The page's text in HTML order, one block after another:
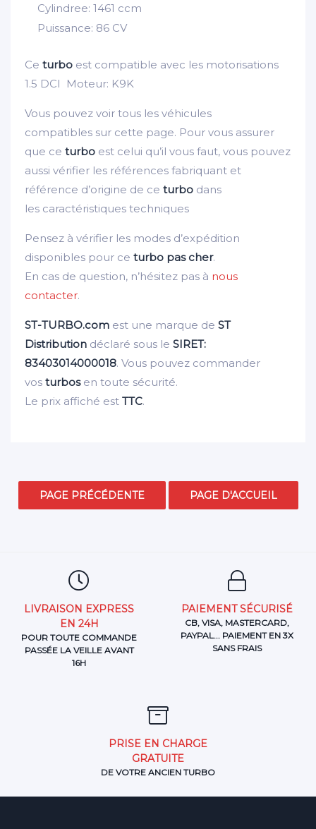
Cylindree: 1461 ccm
Puissance: 86 CV
Ce turbo est compatible avec les motorisations
1.5 DCI Moteur: K9K
Vous pouvez voir tous les véhicules
compatibles sur cette page. Pour vous assurer
que ce turbo est celui qu’il vous faut, vous pouvez
aussi vérifier les références fabriquant et
référence d’origine de ce turbo dans
les caractéristiques techniques
Pensez à vérifier les modes d’expédition
disponibles pour ce turbo pas cher.
En cas de question, n’hésitez pas à nous
contacter.
ST-TURBO.com est une marque de ST
Distribution déclaré sous le SIRET:
83403014000018. Vous pouvez commander
vos turbosen toute sécurité.
Le prix affiché est TTC.
LIVRAISON EXPRESS
EN 24H
POUR TOUTE COMMANDE
PASSÉE LA VEILLE AVANT
16H
PAIEMENT SÉCURISÉ
CB, VISA, MASTERCARD,
PAYPAL... PAIEMENT EN 3X
SANS FRAIS
PRISE EN CHARGE
GRATUITE
DE VOTRE ANCIEN TURBO